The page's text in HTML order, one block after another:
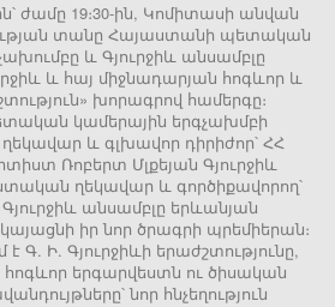
ժամը 19։30-ին, Կոմիտասի անվան
տանը Հայաստանի պետական
և Գյուրջիև անսամբլը
և հայ միջնադարյան հոգևոր և
խորագրով համերգը։
կամերային երգչախմբի
և գլխավոր դիրիժոր՝ ՀՀ
Ռոբերտ Մլքեյան Գյուրջիև
ղեկավար և գործիքավորող՝
անսամբլը երևանյան
իր նոր ծրագրի պրեմիերան։
Գ. Ի. Գյուրջիևի երաժշտությունը,
երգարվեստն ու ծիսական
նոր հնչեղություն